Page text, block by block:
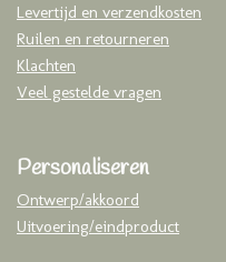
Levertijd en verzendkosten
Ruilen en retourneren
Klachten
Veel gestelde vragen
Personaliseren
Ontwerp/akkoord
Uitvoering/eindproduct